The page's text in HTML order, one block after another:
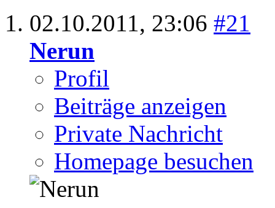
02.10.2011, 23:06 #21
Nerun
Profil
Beiträge anzeigen
Private Nachricht
Homepage besuchen